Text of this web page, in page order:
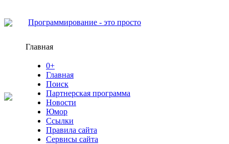
Программирование - это просто
Главная
0+
Главная
Поиск
Партнерская программа
Новости
Юмор
Ссылки
Правила сайта
Сервисы сайта